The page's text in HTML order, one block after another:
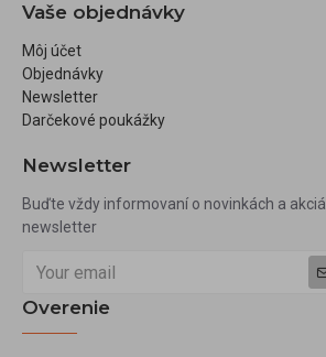
Vaše objednávky
Môj účet
Objednávky
Newsletter
Darčekové poukážky
Newsletter
Buďte vždy informovaní o novinkách a
newsletter
Overenie